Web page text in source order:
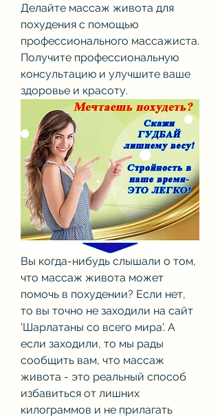
Делайте массаж живота для
похудения с помощью
профессионального массажиста.
Получите профессиональную
консультацию и улучшите ваше
здоровье и красоту.
Вы когда-нибудь слышали о том,
что массаж живота может
помочь в похудении? Если нет,
то вы точно не заходили на сайт
'Шарлатаны со всего мира'. А
если заходили, то мы рады
сообщить вам, что массаж
живота - это реальный способ
избавиться от лишних
килограммов и не прилагать